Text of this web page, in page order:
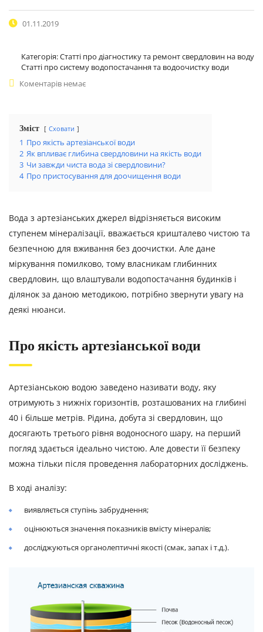
01.11.2019
Категорія:Статті про діагностику та ремонт свердловин на воду
Статті про систему водопостачання та водоочистку води
Коментарів немає
Зміст Сховати
1 Про якість артезіанської води
2 Як впливає глибина свердловини на якість води
3 Чи завжди чиста вода зі свердловини?
4 Про пристосування для доочищення води
Вода з артезіанських джерел відрізняється високим
ступенем мінералізації, вважається кришталево чистою та
безпечною для вживання без доочистки. Але дане
міркування помилково, тому власникам глибинних
свердловин, що влаштували водопостачання будинків і
ділянок за даною методикою, потрібно звернути увагу на
деякі нюанси.
Про якість артезіанської води
Артезіанською водою заведено називати воду, яку
отримують з нижніх горизонтів, розташованих на глибині
40 і більше метрів. Рідина, добута зі свердловин, що
досягають третього рівня водоносного шару, на перший
погляд здається ідеально чистою. Але довести її безпеку
можна тільки після проведення лабораторних досліджень.
В ході аналізу:
виявляється ступінь забруднення;
оцінюються значення показників вмісту мінералів;
досліджуються органолептичні якості (смак, запах і т.д.).